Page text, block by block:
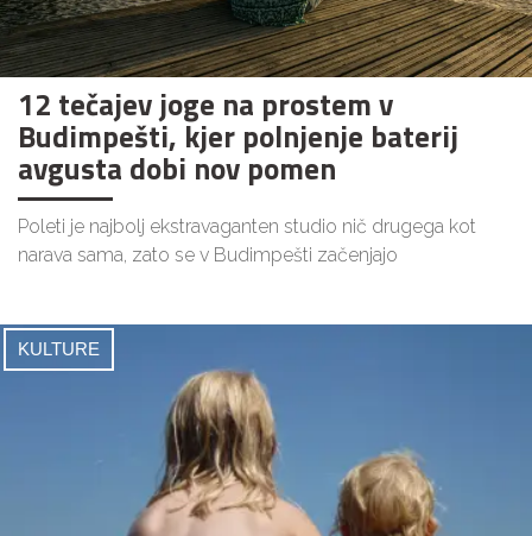
12 tečajev joge na prostem v
Budimpešti, kjer polnjenje baterij
avgusta dobi nov pomen
Poleti je najbolj ekstravaganten studio nič drugega kot
narava sama, zato se v Budimpešti začenjajo
KULTURE